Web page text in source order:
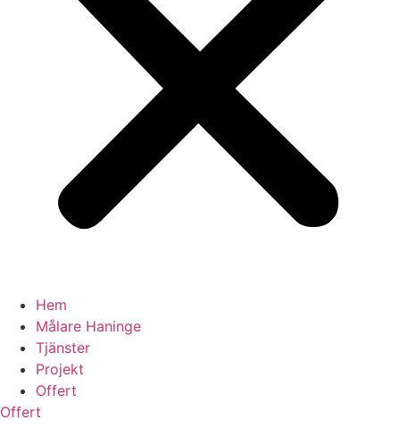
Hem
Målare Haninge
Tjänster
Projekt
Offert
Offert